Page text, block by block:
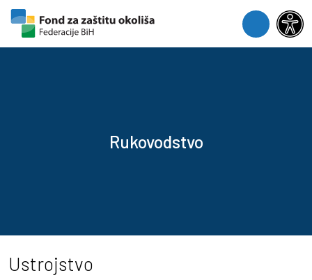
Skip to content
Skip to footer
Menu
Rukovodstvo
Ustrojstvo